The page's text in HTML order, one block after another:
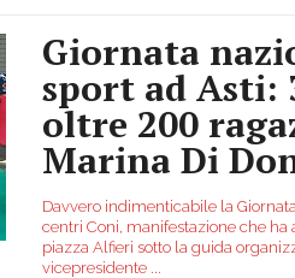
Giornata
sport ad Asti:
oltre 200
Marina Di
Davvero indimenticabile la
centri Coni, manifestazione che
piazza Alfieri sotto la guida
vicepresidente